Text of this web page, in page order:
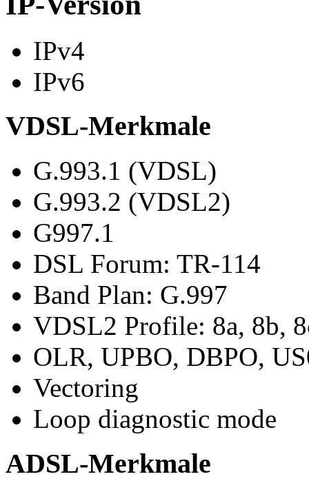
IPv4
IPv6
VDSL-Merkmale
G.993.1 (VDSL)
G.993.2 (VDSL2)
G997.1
DSL Forum: TR-114
Band Plan: G.997
VDSL2 Profile: 8a, 8b,
OLR, UPBO, DBPO,
Vectoring
Loop diagnostic mode
ADSL-Merkmale